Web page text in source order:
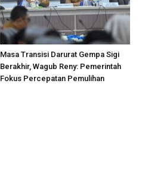
Masa Transisi Darurat Gempa Sigi
Berakhir, Wagub Reny: Pemerintah
Fokus Percepatan Pemulihan